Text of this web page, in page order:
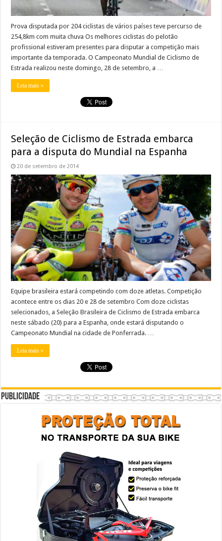
Prova disputada por 204 ciclistas de vários países teve percurso de
254,8km com muita chuva Os melhores ciclistas do pelotão
profissional estiveram presentes para disputar a competição mais
importante da temporada. O Campeonato Mundial de Ciclismo de
Estrada realizou neste domingo, 28 de setembro, a …
Leia mais »
Seleção de Ciclismo de Estrada embarca
para a disputa do Mundial na Espanha
20 de setembro de 2014
Equipe brasileira estará competindo com doze atletas. Competição
acontece entre os dias 20 e 28 de setembro Com doze ciclistas
selecionados, a Seleção Brasileira de Ciclismo de Estrada embarca
neste sábado (20) para a Espanha, onde estará disputando o
Campeonato Mundial na cidade de Ponferrada. …
Leia mais »
Publicidade